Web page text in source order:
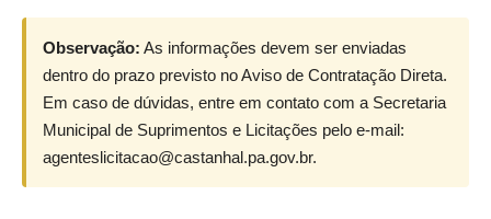
Observação: As informações devem ser enviadas
dentro do prazo previsto no Aviso de Contratação Direta.
Em caso de dúvidas, entre em contato com a Secretaria
Municipal de Suprimentos e Licitações pelo e-mail:
agenteslicitacao@castanhal.pa.gov.br.